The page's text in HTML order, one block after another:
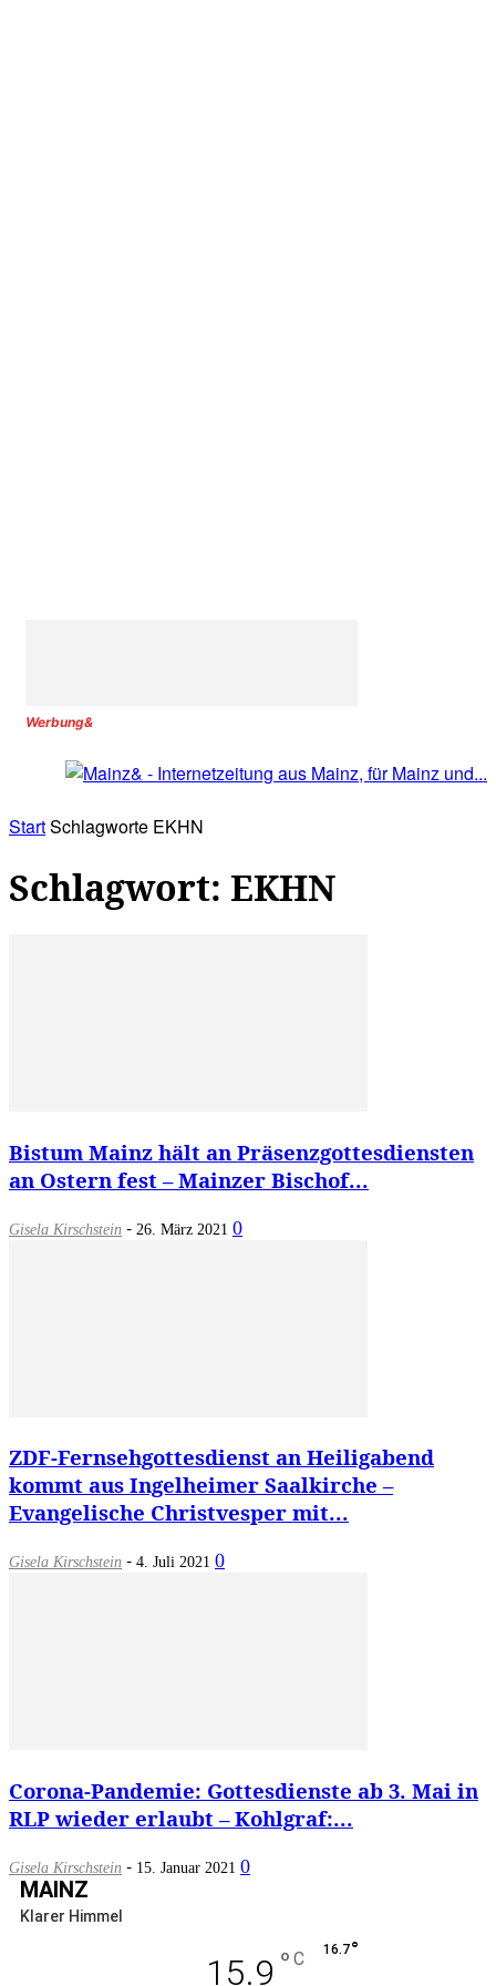
Werbung&
StartSchlagworte EKHN
Schlagwort: EKHN
Bistum Mainz hält an Präsenzgottesdiensten
an Ostern fest – Mainzer Bischof...
Gisela Kirschstein - 26. März 2021 0
ZDF-Fernsehgottesdienst an Heiligabend
kommt aus Ingelheimer Saalkirche –
Evangelische Christvesper mit...
Gisela Kirschstein - 4. Juli 2021 0
Corona-Pandemie: Gottesdienste ab 3. Mai in
RLP wieder erlaubt – Kohlgraf:...
Gisela Kirschstein - 15. Januar 2021 0
MAINZ
Klarer Himmel
15.9 ° C 16.7°